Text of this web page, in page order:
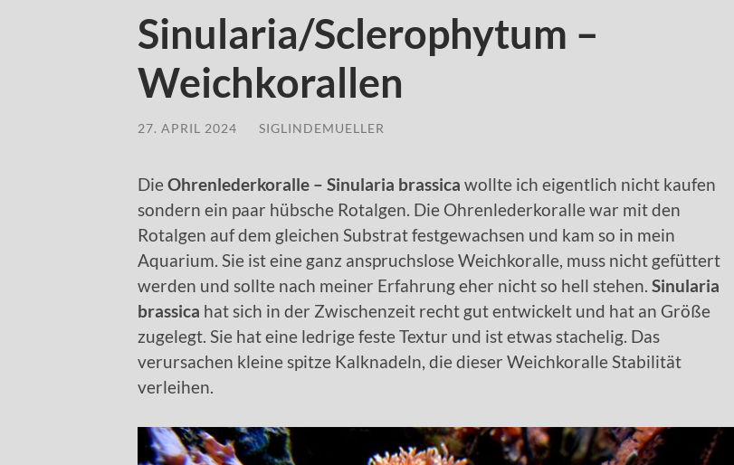
Sinularia/Sclerophytum –
Weichkorallen
27. APRIL 2024 SIGLINDEMUELLER
DieOhrenlederkoralle – Sinularia brassica wollte ich eigentlich nicht kaufen
sondern ein paar hübsche Rotalgen. Die Ohrenlederkoralle war mit den
Rotalgen auf dem gleichen Substrat festgewachsen und kam so in mein
Aquarium. Sie ist eine ganz anspruchslose Weichkoralle, muss nicht gefüttert
werden und sollte nach meiner Erfahrung eher nicht so hell stehen. Sinularia
brassica hat sich in der Zwischenzeit recht gut entwickelt und hat an Größe
zugelegt. Sie hat eine ledrige feste Textur und ist etwas stachelig. Das
verursachen kleine spitze Kalknadeln, die dieser Weichkoralle Stabilität
verleihen.